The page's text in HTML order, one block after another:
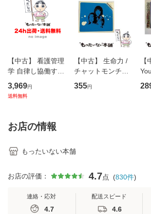
【中古】 看護管理
学 自律し協働する
専門職の看護マネ
ジメントスキル 改
恵 藤本幸三 / 南江
堂 [単行
3,969円
送料無料
【中古】 生命力 /
チャットモンチー /
キューンレコード
[CD]【メール便送
355円
のが
お店の情報
もったいない本舗
お店の評価： 4.7点 (830件)
連絡・応対
4.7
配送スピード
4.6